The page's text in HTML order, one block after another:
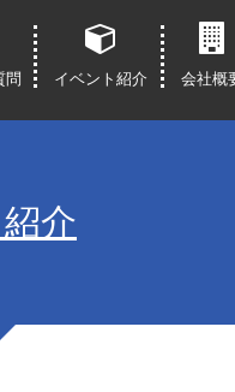
問 イベント紹介 会社概
介